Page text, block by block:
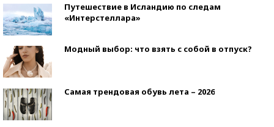
Путешествие в Исландию по следам
«Интерстеллара»
Модный выбор: что взять с собой в отпуск?
Самая трендовая обувь лета – 2026